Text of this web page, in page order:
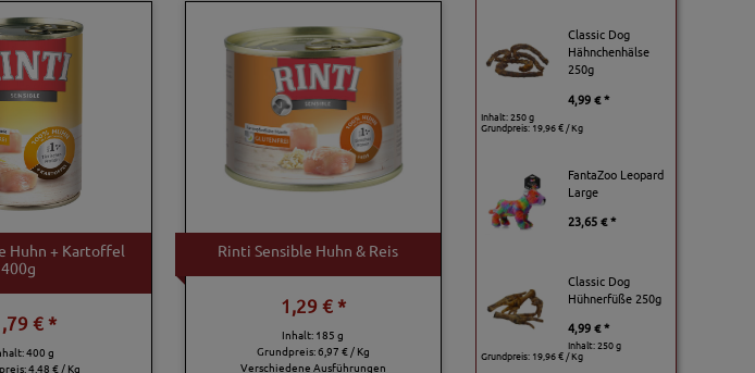
Huhn + Kartoffel
400g
€ *
400 g
4,48 € / Kg
Rinti Sensible Huhn & Reis
1,29 € *
Inhalt: 185 g
Grundpreis:6,97 € / Kg
Verschiedene Ausführungen
Classic Dog
Hähnchenhälse
250g
4,99 € *
Inhalt: 250 g
Grundpreis:19,96 € / Kg
FantaZoo Leopard
Large
23,65 € *
Classic Dog
Hühnerfüße 250g
4,99 € *
Inhalt: 250 g
Grundpreis: 19,96 € / Kg